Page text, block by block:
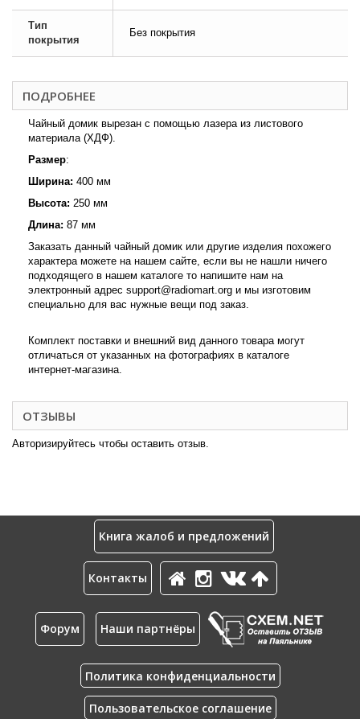
Тип
покрытия
Без покрытия
ПОДРОБНЕЕ
Чайный домик вырезан с помощью лазера из листового
материала (ХДФ).
Размер:
Ширина: 400 мм
Высота: 250 мм
Длина: 87 мм
Заказать данный чайный домик или другие изделия похожего
характера можете на нашем сайте, если вы не нашли ничего
подходящего в нашем каталоге то напишите нам на
электронный адрес support@radiomart.org и мы изготовим
специально для вас нужные вещи под заказ.
Комплект поставки и внешний вид данного товара могут
отличаться от указанных на фотографиях в каталоге
интернет-магазина.
ОТЗЫВЫ
Авторизируйтесь чтобы оставить отзыв.
Книга жалоб и предложений
Контакты
Форум Наши партнёры
Политика конфиденциальности
Пользовательское соглашение